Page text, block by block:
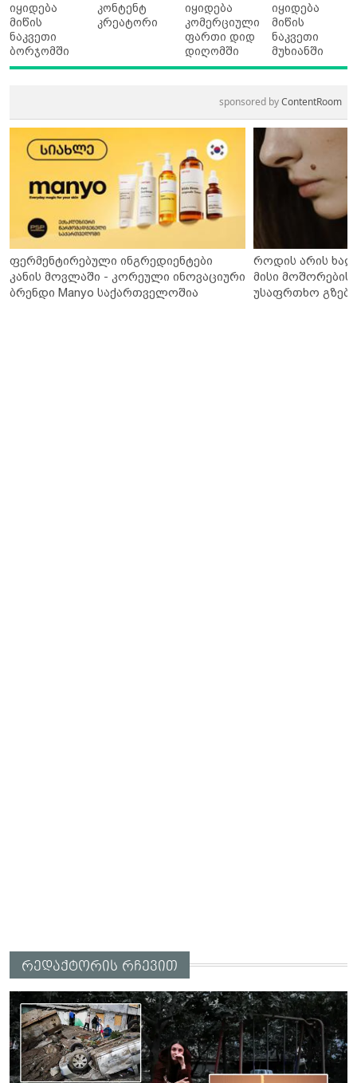
იყიდება
მიწის
ნაკვეთი
ბორჯომში
კონტენტ
კრეატორი
იყიდება
კომერციული
ფართი დიდ
დიღომში
იყიდება
მიწის
ნაკვეთი
მუხიანში
sponsored byContentRoom
ფერმენტირებული ინგრედიენტები
კანის მოვლაში - კორეული ინოვაციური
ბრენდი Manyo საქართველოშია
როდის არის
მისი მოშორების
უსაფრთხო გზები
რედაქტორის რჩევით